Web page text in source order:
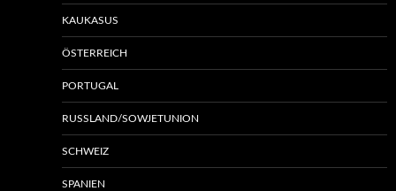
KAUKASUS
ÖSTERREICH
PORTUGAL
RUSSLAND/SOWJETUNION
SCHWEIZ
SPANIEN